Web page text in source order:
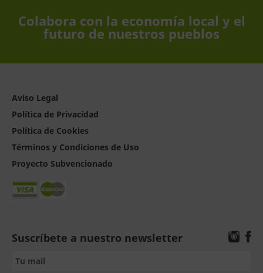
Colabora con la economía local y el
futuro de nuestros pueblos
Aviso Legal
Política de Privacidad
Política de Cookies
Términos y Condiciones de Uso
Proyecto Subvencionado
Suscríbete a nuestro newsletter